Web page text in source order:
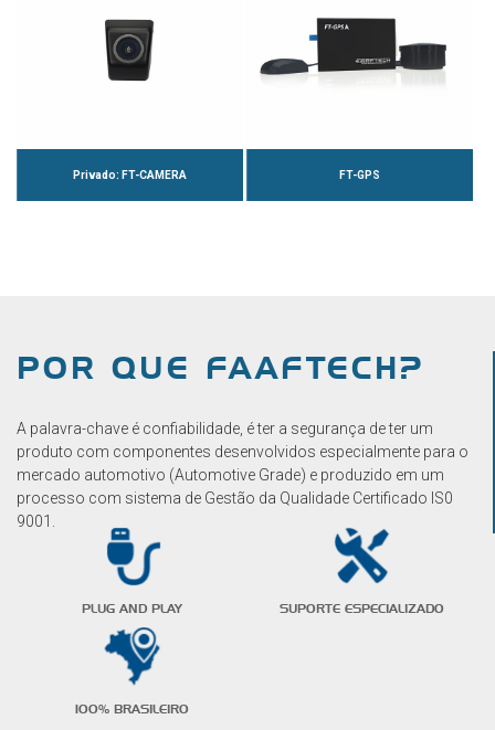
Privado: FT-CAMERA FT-GPS
POR QUE FAAFTECH?
A palavra-chave é confiabilidade, é ter a segurança de ter um
produto com componentes desenvolvidos especialmente para o
mercado automotivo (Automotive Grade) e produzido em um
processo com sistema de Gestão da Qualidade Certificado IS0
9001.
PLUG AND PLAY SUPORTE ESPECIALIZADO
100% BRASILEIRO